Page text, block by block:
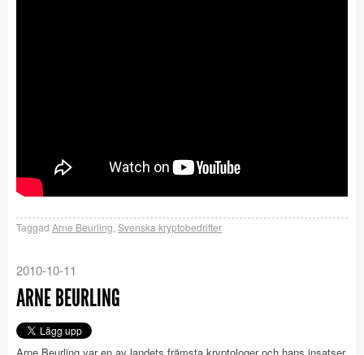
Taggad Arne Beurling Svenska kryptobedrifter
2010-10-11
ARNE BEURLING